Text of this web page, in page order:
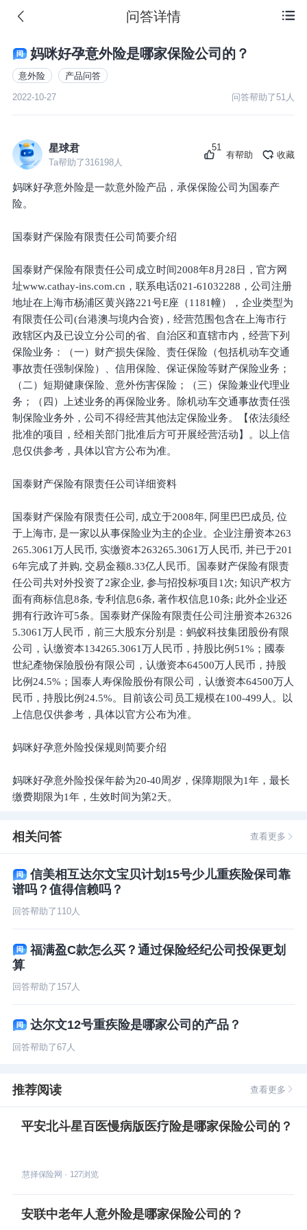
 问答详情
妈咪好孕意外险是哪家保险公司的？
意外险 产品问答
2022-10-27 问答帮助了51人
星球君
Ta帮助了 316198人
51
有帮助 收藏
妈咪好孕意外险是一款意外险产品，承保保险公司为国泰产
险。
国泰财产保险有限责任公司简要介绍
国泰财产保险有限责任公司成立时间2008年8月28日，官方网
址www.cathay-ins.com.cn，联系电话021-61032288，公司注册
地址在上海市杨浦区黄兴路221号E座（1181幢），企业类型为
有限责任公司(台港澳与境内合资)，经营范围包含在上海市行
政辖区内及已设立分公司的省、自治区和直辖市内，经营下列
保险业务：（一）财产损失保险、责任保险（包括机动车交通
事故责任强制保险）、信用保险、保证保险等财产保险业务；
（二）短期健康保险、意外伤害保险；（三）保险兼业代理业
务；（四）上述业务的再保险业务。除机动车交通事故责任强
制保险业务外，公司不得经营其他法定保险业务。【依法须经
批准的项目，经相关部门批准后方可开展经营活动】。以上信
息仅供参考，具体以官方公布为准。
国泰财产保险有限责任公司详细资料
国泰财产保险有限责任公司, 成立于2008年, 阿里巴巴成员, 位
于上海市, 是一家以从事保险业为主的企业。企业注册资本263
265.3061万人民币, 实缴资本263265.3061万人民币, 并已于201
6年完成了并购, 交易金额8.33亿人民币。国泰财产保险有限责
任公司共对外投资了2家企业, 参与招投标项目1次; 知识产权方
面有商标信息8条, 专利信息6条, 著作权信息10条; 此外企业还
拥有行政许可5条。国泰财产保险有限责任公司注册资本26326
5.3061万人民币，前三大股东分别是：蚂蚁科技集团股份有限
公司，认缴资本134265.3061万人民币，持股比例51%；國泰
世紀產物保險股份有限公司，认缴资本64500万人民币，持股
比例24.5%；国泰人寿保险股份有限公司，认缴资本64500万人
民币，持股比例24.5%。目前该公司员工规模在100-499人。以
上信息仅供参考，具体以官方公布为准。
妈咪好孕意外险投保规则简要介绍
妈咪好孕意外险投保年龄为20-40周岁，保障期限为1年，最长
缴费期限为1年，生效时间为第2天。
相关问答 查看更多
信美相互达尔文宝贝计划15号少儿重疾险保司靠
谱吗？值得信赖吗？
回答帮助了 110人
福满盈C款怎么买？通过保险经纪公司投保更划
算
回答帮助了 157人
达尔文12号重疾险是哪家公司的产品？
回答帮助了67人
推荐阅读 查看更多
平安北斗星百医慢病版医疗险是哪家保险公司的？
慧择保险网 · 127浏览
安联中老年人意外险是哪家保险公司的？